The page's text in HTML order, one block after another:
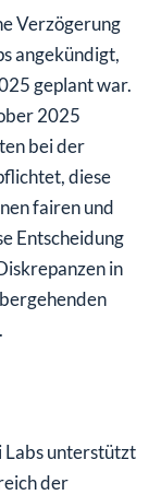
Verzögerung
angekündigt,
geplant war.
2025
bei der
diese
fairen und
Entscheidung
in
Labs unterstützt
der